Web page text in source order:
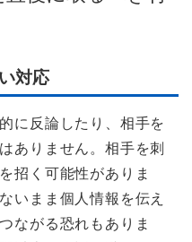
対応
に反論したり、相手を
ありません。相手を刺
招く可能性がありま
いまま個人情報を伝え
ながる恐れもありま